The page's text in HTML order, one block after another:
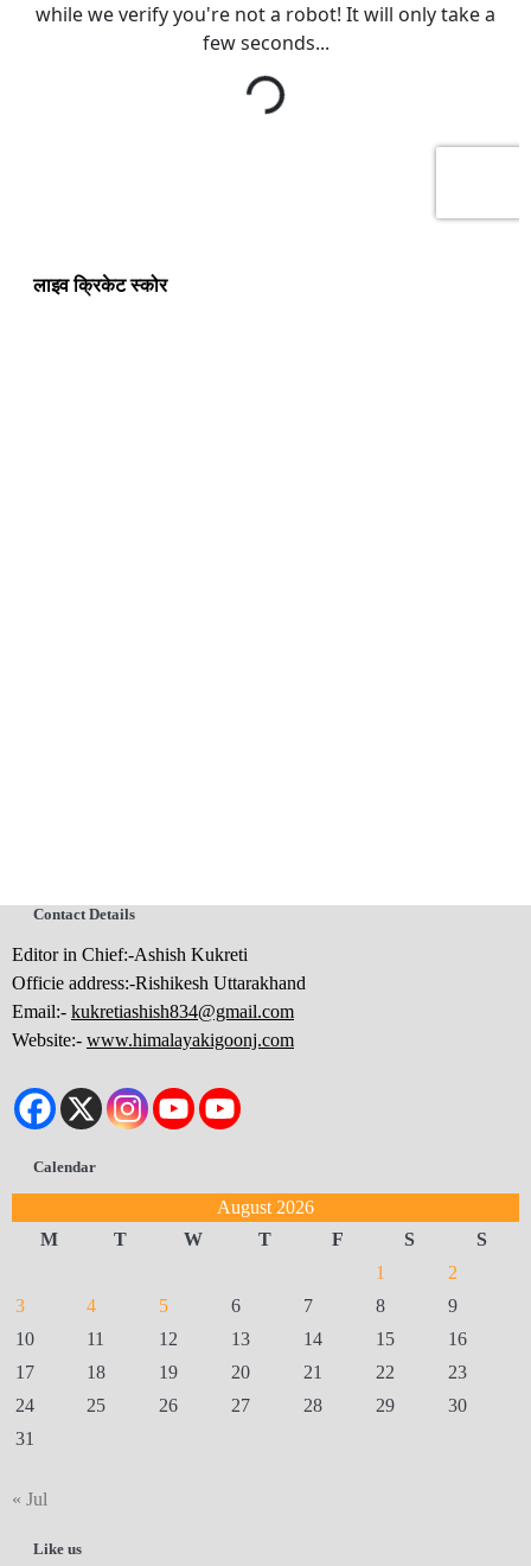
लाइव क्रिकेट स्कोर
Contact Details
Editor in Chief:-Ashish Kukreti
Officie address:-Rishikesh Uttarakhand
Email:- kukretiashish834@gmail.com
Website:- www.himalayakigoonj.com
Calendar
August 2026
M
T W T F S
S
1
2
3
4 5 6 7 8
9
10
11 12 13 14 15
16
17
18 19 20 21 22
23
24
25 26 27 28 29
30
31
« Jul
Like us